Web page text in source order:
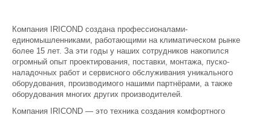
Компания IRICOND создана профессионалами-
единомышленниками, работающими на климатическом рынке
более 15 лет. За эти годы у наших сотрудников накопился
огромный опыт проектирования, поставки, монтажа, пуско-
наладочных работ и сервисного обслуживания уникального
оборудования, производимого нашими партнёрами, а также
оборудования многих других производителей.
Компания IRICOND — это техника создания комфортного